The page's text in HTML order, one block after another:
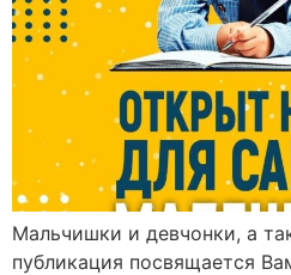
Мальчишки и девчонки, а
публикация посвящается